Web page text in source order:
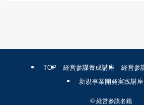
TOP 経営参謀養成講座
経営参
新規事業開発実践講座
© 経営参謀名鑑